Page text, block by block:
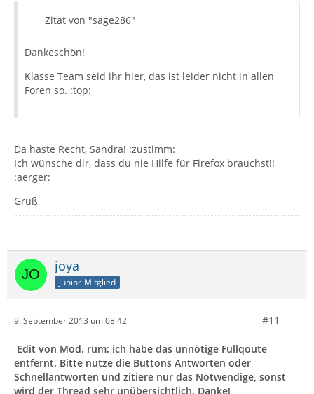
Zitat von "sage286"
Dankeschön!
Klasse Team seid ihr hier, das ist leider nicht in allen
Foren so. :top:
Da haste Recht, Sandra! :zustimm:
Ich wünsche dir, dass du nie Hilfe für Firefox brauchst!!
:aerger:
Gruß
joya
Junior-Mitglied
9. September 2013 um 08:42 #11
Edit von Mod. rum: ich habe das unnötige Fullqoute
entfernt. Bitte nutze die Buttons Antworten oder
Schnellantworten und zitiere nur das Notwendige, sonst
wird der Thread sehr unübersichtlich. Danke!